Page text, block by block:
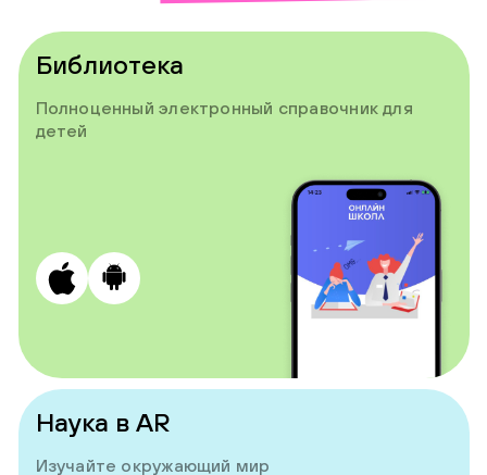
Библиотека
Полноценный электронный справочник для
детей
Наука в AR
Изучайте окружающий мир